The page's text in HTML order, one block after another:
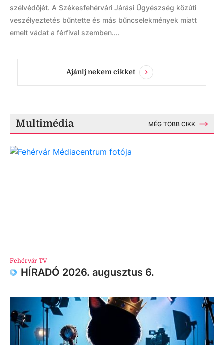
szélvédőjét. A Székesfehérvári Járási Ügyészség közúti
veszélyeztetés bűntette és más bűncselekmények miatt
emelt vádat a férfival szemben....
Ajánlj nekem cikket
Multimédia MÉG TÖBB CIKK
Fehérvár TV
HÍRADÓ 2026. augusztus 6.